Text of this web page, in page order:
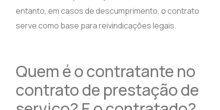
entanto, em casos de descumprimento, o contrato
serve como base para reivindicações legais.
Quem é o contratante no
contrato de prestação de